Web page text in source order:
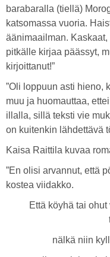
barabaralla (tiellä)
katsomassa vuoria.
äänimaailman.
pitkälle kirjaa päässyt,
kirjoittanut!”
”Oli loppuun asti hieno,
muu ja huomauttaa,
illalla, sillä teksti vie
on kuitenkin lähdettävä
Kaisa Raittila kuvaa
”En olisi arvannut, että
kostea viidakko.
Että köyhä tai
nälkä niin